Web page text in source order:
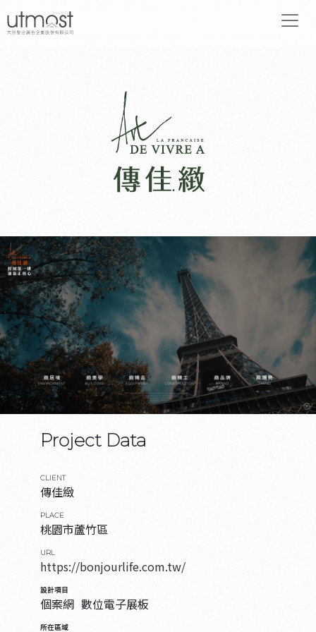
Project Data
CLIENT
傳佳緻
PLACE
桃園市蘆竹區
URL
https://bonjourlife.com.tw/
設計項目
個案網 數位電子展板
所在區域